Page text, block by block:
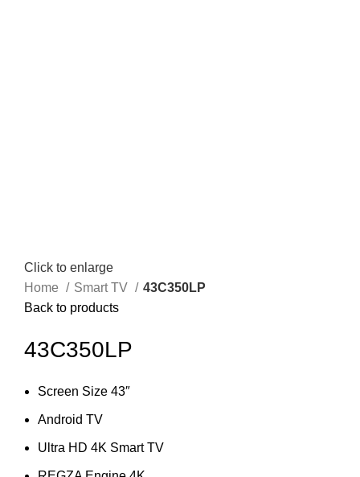
Click to enlarge
Home
Smart TV
43C350LP
Back to products
43C350LP
Screen Size 43″
Android TV
Ultra HD 4K Smart TV